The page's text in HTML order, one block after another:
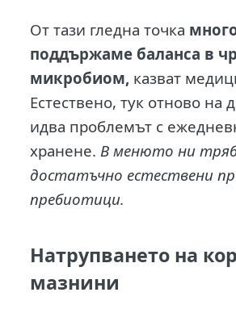
От тази гледна точка
поддържаме баланса в
микробиом, казват
Естествено, тук отново на
идва проблемът с
хранене. В менюто ни
достатъчно естествени
пребиотици.
Натрупването на
мазнини